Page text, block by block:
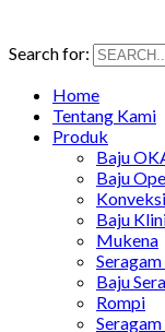
Search for:
Home
Tentang Kami
Produk
Baju
Baju
Baju
Mukena
Baju
Rompi